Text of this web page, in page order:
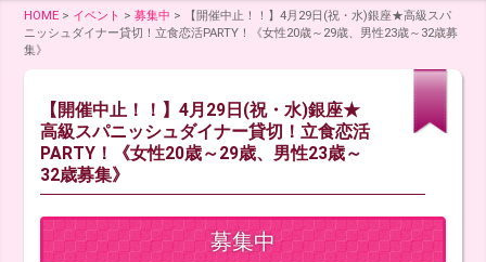
HOME > イベント >募集中 >
【開催中止！！】4月29日(祝・水)銀座★高級スパ
ニッシュダイナー貸切！立食恋活PARTY！《女性20歳～29歳、男性23歳～32歳募
集》
【開催中止！！】4月29日(祝・水)銀座★
高級スパニッシュダイナー貸切！立食恋活
PARTY！《女性20歳～29歳、男性23歳～
32歳募集》
募集中